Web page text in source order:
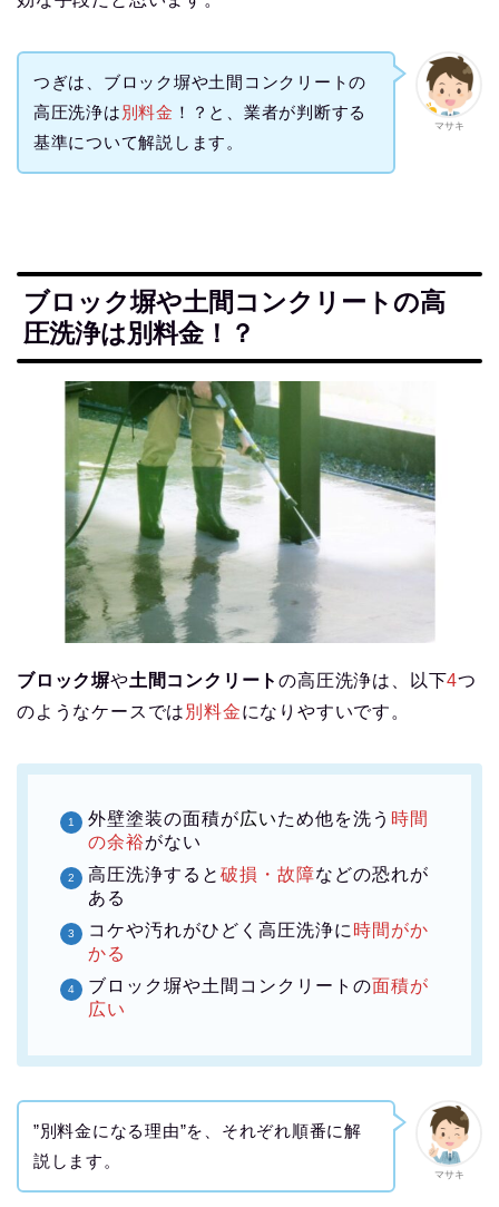
マサキ
つぎは、ブロック塀や土間コンクリートの
高圧洗浄は別料金 ！？と、業者が判断する
基準について解説します。
ブロック塀や土間コンクリートの高
圧洗浄は別料金！？
ブロック塀や土間コンクリートの高圧洗浄は、以下4つ
のようなケースでは 別料金になりやすいです。
外壁塗装の面積が広いため他を洗う 時間
の余裕がない
高圧洗浄すると 破損・故障などの恐れが
ある
コケや汚れがひどく高圧洗浄に 時間がか
かる
ブロック塀や土間コンクリートの面積が
広い
マサキ
”別料金になる理由”を、それぞれ順番に解
説します。